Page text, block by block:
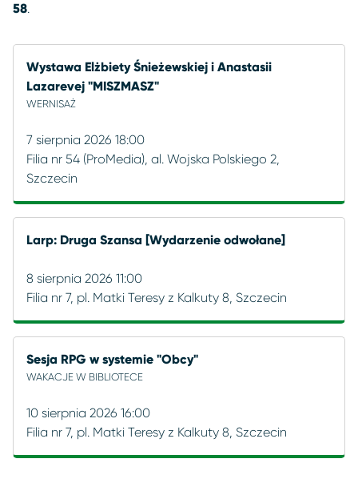
58.
Wystawa Elżbiety Śnieżewskiej i Anastasii
Lazarevej "MISZMASZ"
WERNISAŻ
7 sierpnia 2026 18:00
Filia nr 54 (ProMedia), al. Wojska Polskiego 2,
Szczecin
Larp: Druga Szansa [Wydarzenie odwołane]
8 sierpnia 2026 11:00
Filia nr 7, pl. Matki Teresy z Kalkuty 8, Szczecin
Sesja RPG w systemie "Obcy"
WAKACJE W BIBLIOTECE
10 sierpnia 2026 16:00
Filia nr 7, pl. Matki Teresy z Kalkuty 8, Szczecin